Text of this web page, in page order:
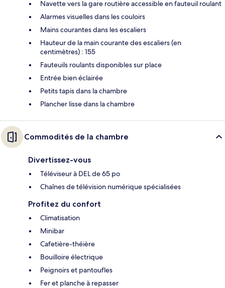
Navette vers la gare routière accessible en fauteuil roulant
Alarmes visuelles dans les couloirs
Mains courantes dans les escaliers
Hauteur de la main courante des escaliers (en
centimètres) : 155
Fauteuils roulants disponibles sur place
Entrée bien éclairée
Petits tapis dans la chambre
Plancher lisse dans la chambre
Commodités de la chambre
Divertissez-vous
Téléviseur à DEL de 65 po
Chaînes de télévision numérique spécialisées
Profitez du confort
Climatisation
Minibar
Cafetière-théière
Bouilloire électrique
Peignoirs et pantoufles
Fer et planche à repasser